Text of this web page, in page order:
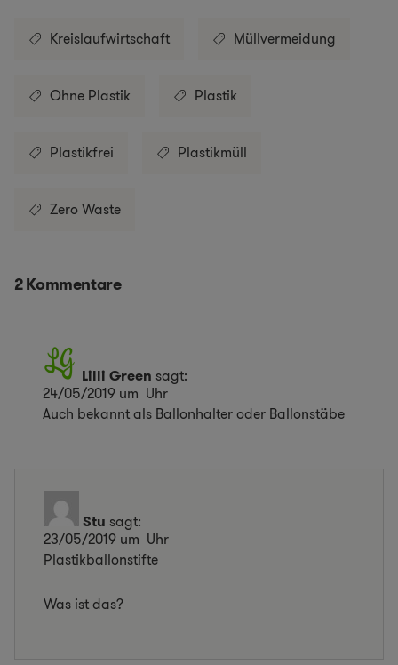
Kreislaufwirtschaft Müllvermeidung
Ohne Plastik Plastik
Plastikfrei Plastikmüll
Zero Waste
2 Kommentare
Lilli Green sagt:
24/05/2019 um Uhr
Auch bekannt als Ballonhalter oder Ballonstäbe
Stu sagt:
23/05/2019 um Uhr
Plastikballonstifte
Was ist das?